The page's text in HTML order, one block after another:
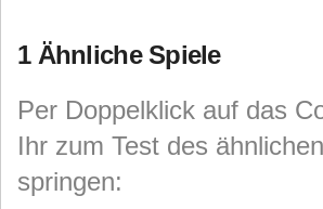
1 Ähnliche Spiele
Per Doppelklick auf das
Ihr zum Test des
springen: